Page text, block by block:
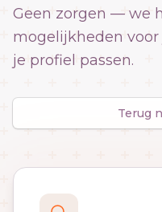
Geen zorgen — we
mogelijkheden
je profiel passen.
Terug